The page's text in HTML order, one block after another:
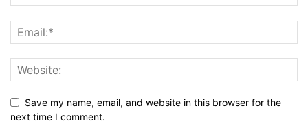
Save my name, email, and website in this browser for the
next time I comment.